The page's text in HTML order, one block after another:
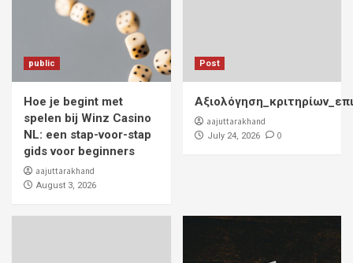
public
Hoe je begint met
spelen bij Winz Casino
NL: een stap-voor-stap
gids voor beginners
aajuttarakhand
August 3, 2026
Post
aajuttarakhand
July 24, 2026 0